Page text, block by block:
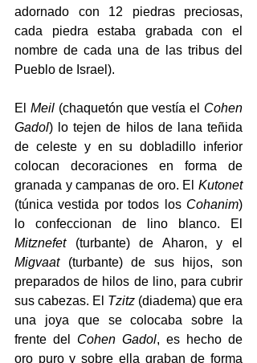
adornado con 12 piedras preciosas,
cada piedra estaba grabada con el
nombre de cada una de las tribus del
Pueblo de Israel).
El Meil (chaquetón que vestía el Cohen
Gadol) lo tejen de hilos de lana teñida
de celeste y en su dobladillo inferior
colocan decoraciones en forma de
granada y campanas de oro. El Kutonet
(túnica vestida por todos los Cohanim)
Mitznefet
Migvaat (turbante) de sus hijos, son
preparados de hilos de lino, para cubrir
sus cabezas. El Tzitz (diadema) que era
una joya que se colocaba sobre la
frente del Cohen Gadol, es hecho de
oro puro y sobre ella graban de forma